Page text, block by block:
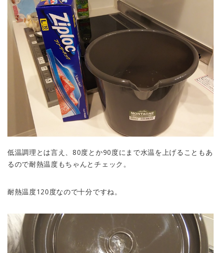
低温調理とは言え、80度とか90度にまで水温を上げることもあ
るので耐熱温度もちゃんとチェック。
耐熱温度120度なので十分ですね。